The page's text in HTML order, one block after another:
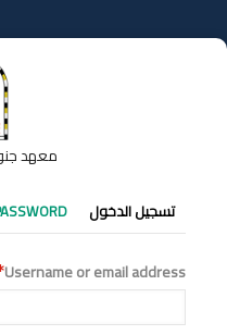
إلى
المحتوى
معهد
التبويبات
الأساسية
تسجيل الدخول
Username or email address